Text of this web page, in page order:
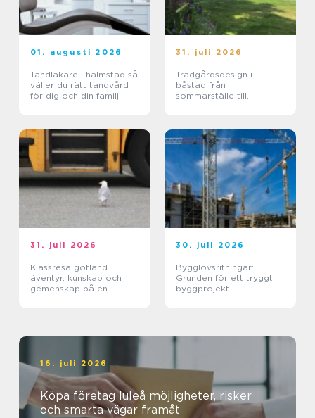
01. augusti 2026
Tandläkare i halmstad så
väljer du rätt tandvård
för dig och din familj
31. juli 2026
Trädgårdsdesign i
båstad från
sommarställe till
31. juli 2026
Klassresa gotland
äventyr, kunskap och
gemenskap på en
30. juli 2026
Bygglovsritningar:
Grunden för ett tryggt
byggprojekt
16. juli 2026
Köpa företag luleå möjligheter, risker
och smarta vägar framåt